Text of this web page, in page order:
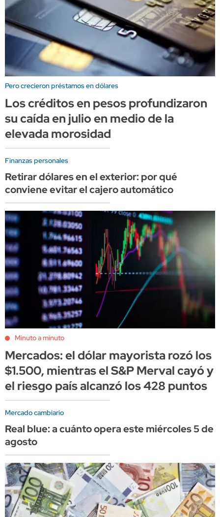
Pero crecieron préstamos en dólares
Los créditos en pesos profundizaron
su caída en julio en medio de la
elevada morosidad
Finanzas personales
Retirar dólares en el exterior: por qué
conviene evitar el cajero automático
Minuto a minuto
Mercados: el dólar mayorista rozó los
$1.500, mientras el S&P Merval cayó y
el riesgo país alcanzó los 428 puntos
Mercado cambiario
Real blue: a cuánto opera este miércoles 5 de
agosto